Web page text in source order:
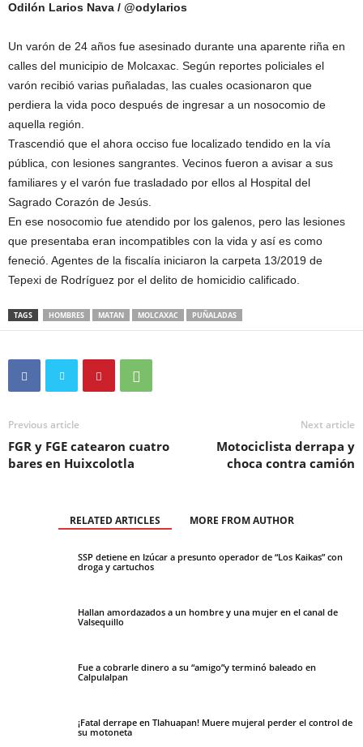
Odilón Larios Nava / @odylarios
Un varón de 24 años fue asesinado durante una aparente riña en
calles del municipio de Molcaxac. Según reportes policiales el
varón recibió varias puñaladas, las cuales ocasionaron que
perdiera la vida poco después de ingresar a un nosocomio de
aquella región.
Trascendió que el ahora occiso fue localizado tendido en la vía
pública, con lesiones sangrantes. Vecinos fueron a avisar a sus
familiares y el varón fue trasladado por ellos al Hospital del
Sagrado Corazón de Jesús.
En ese nosocomio fue atendido por los galenos, pero las lesiones
que presentaba eran incompatibles con la vida y así es como
feneció. Agentes de la fiscalía iniciaron la carpeta 13/2019 de
Tepexi de Rodríguez por el delito de homicidio calificado.
TAGS HOMBRES MATAN MOLCAXAC PUÑALADAS
Previous article
FGR y FGE catearon cuatro
bares en Huixcolotla
Next article
Motociclista derrapa y
choca contra camión
RELATED ARTICLES MORE FROM AUTHOR
SSP detiene en Izúcar a presunto operador de “Los Kaikas” con
droga y cartuchos
Hallan amordazados a un hombre y una mujer en el canal de
Valsequillo
Fue a cobrarle dinero a su “amigo”y terminó baleado en
Calpulalpan
¡Fatal derrape en Tlahuapan! Muere mujeral perder el control de
su motoneta